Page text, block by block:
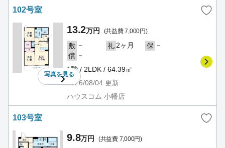
102号室
写真を見る
13.2万円 (共益費 7,000円)
敷 － 礼 2ヶ月 保 －
償 －
1階 / 2LDK / 64.39㎡
2026/08/04 更新
ハウスコム 小幡店
103号室
9.8万円 (共益費 7,000円)